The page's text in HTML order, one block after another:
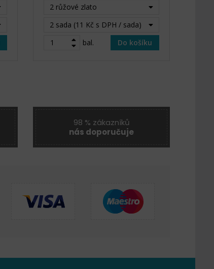
2 růžové zlato
2 sada (11 Kč s DPH / sada)
bal.
Do košíku
98 % zákazníků
nás doporučuje